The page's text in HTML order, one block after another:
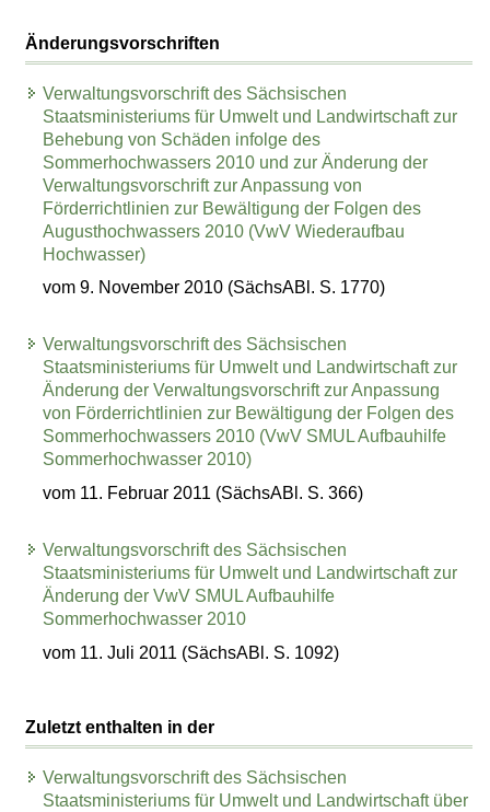
Änderungsvorschriften
Verwaltungsvorschrift des Sächsischen
Staatsministeriums für Umwelt und Landwirtschaft zur
Behebung von Schäden infolge des
Sommerhochwassers 2010 und zur Änderung der
Verwaltungsvorschrift zur Anpassung von
Förderrichtlinien zur Bewältigung der Folgen des
Augusthochwassers 2010 (VwV Wiederaufbau
Hochwasser)
vom 9. November 2010 (SächsABl. S. 1770)
Verwaltungsvorschrift des Sächsischen
Staatsministeriums für Umwelt und Landwirtschaft zur
Änderung der Verwaltungsvorschrift zur Anpassung
von Förderrichtlinien zur Bewältigung der Folgen des
Sommerhochwassers 2010 (VwV SMUL Aufbauhilfe
Sommerhochwasser 2010)
vom 11. Februar 2011 (SächsABl. S. 366)
Verwaltungsvorschrift des Sächsischen
Staatsministeriums für Umwelt und Landwirtschaft zur
Änderung der VwV SMUL Aufbauhilfe
Sommerhochwasser 2010
vom 11. Juli 2011 (SächsABl. S. 1092)
Zuletzt enthalten in der
Verwaltungsvorschrift des Sächsischen
Staatsministeriums für Umwelt und Landwirtschaft über